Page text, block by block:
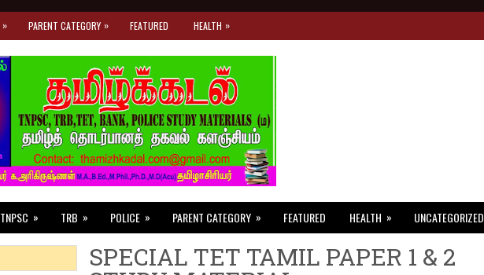
» PARENT CATEGORY » FEATURED HEALTH »
TNPSC » TRB » POLICE » PARENT CATEGORY » FEATURED HEALTH » UNCATEGORIZED
SPECIAL TET TAMIL PAPER 1 & 2